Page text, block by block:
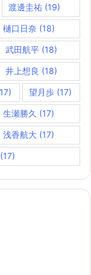
渡邊圭祐 (19)
樋口日奈 (18)
武田航平 (18)
井上想良 (18)
望月歩 (17)
生瀬勝久 (17)
浅香航大(17)
(17)